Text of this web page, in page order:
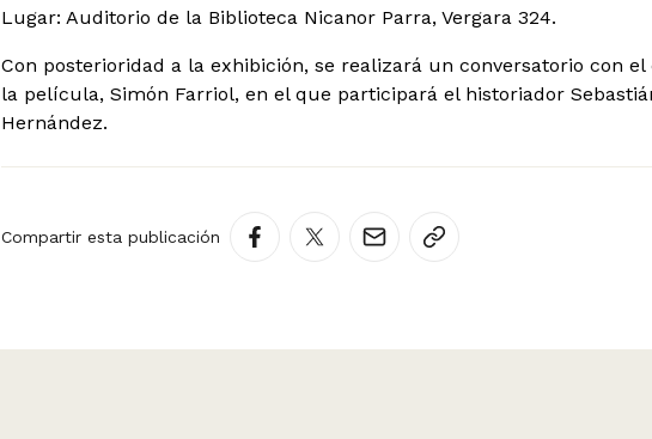
Lugar: Auditorio de la Biblioteca Nicanor Parra, Vergara 324.
Con posterioridad a la exhibición, se realizará un conversatorio con
la película, Simón Farriol, en el que participará el historiador
Hernández.
Compartir esta publicación